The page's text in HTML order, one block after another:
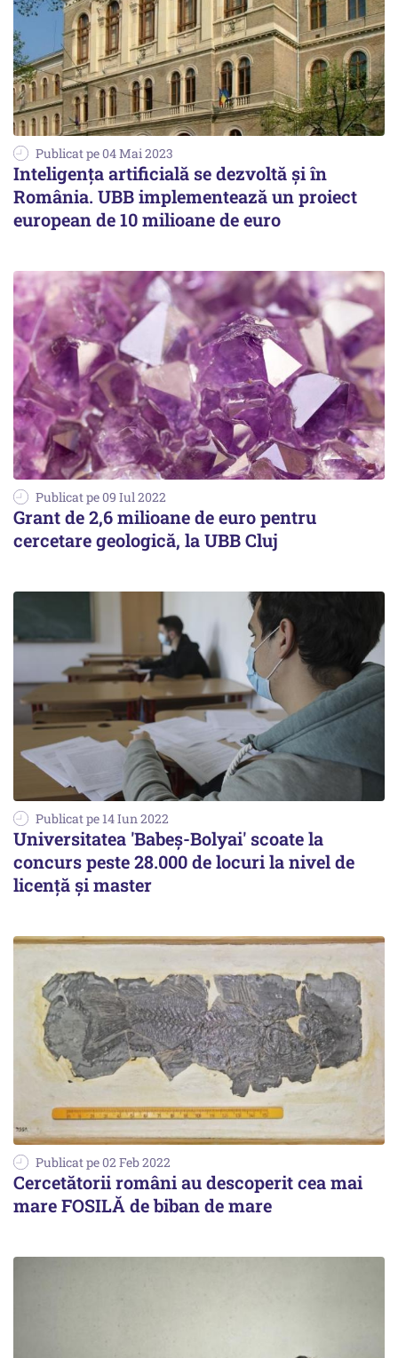
Publicat pe 04 Mai 2023
Inteligența artificială se dezvoltă și în
România. UBB implementează un proiect
european de 10 milioane de euro
Publicat pe 09 Iul 2022
Grant de 2,6 milioane de euro pentru
cercetare geologică, la UBB Cluj
Publicat pe 14 Iun 2022
Universitatea 'Babeş-Bolyai' scoate la
concurs peste 28.000 de locuri la nivel de
licenţă şi master
Publicat pe 02 Feb 2022
Cercetătorii români au descoperit cea mai
mare FOSILĂ de biban de mare